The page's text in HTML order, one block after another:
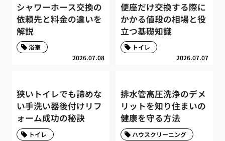
シャワーホース交換の
依頼先と料金の違いを
解説
2026.07.08
浴室
便座だけ交換する際に
かかる値段の相場と役
立つ基礎知識
2026.07.07
トイレ
狭いトイレでも諦めな
い手洗い器後付けリフ
ォーム成功の秘訣
トイレ
排水管高圧洗浄のデメ
リットを知り住まいの
健康を守る方法
ハウスクリーニング